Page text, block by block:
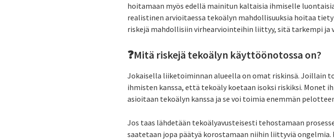
hoitamaan myös edellä mainitun kaltaisia ihmiselle
realistinen arvioitaessa tekoälyn mahdollisuuksia hoitaa
riskejä mahdollisiin virhearviointeihin liittyy, sitä tarkempi ja
❓Mitä riskejä tekoälyn käyttöönotossa on?
Jokaisella liiketoiminnan alueella on omat riskinsä. Joillain
ihmisten kanssa, että tekoäly koetaan isoksi riskiksi. Monet
asioitaan tekoälyn kanssa ja se voi toimia enemmän
Jos taas lähdetään tekoälyavusteisesti tehostamaan
saatetaan jopa päätyä korostamaan niihin liittyviä